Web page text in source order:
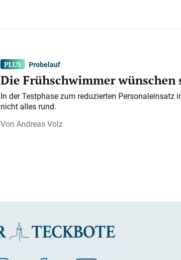
Probelauf
Die Frühschwimmer wünschen
In der Testphase zum reduzierten Personaleinsatz
nicht alles rund.
Andreas Volz